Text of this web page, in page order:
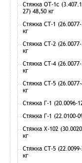
Стяжка ОТ-1с
27) 48,50 кг
Стяжка СТ-1
кг
Стяжка СТ-2
кг
Стяжка СТ-4
кг
Стяжка СТ-5
кг
Стяжка Г-1 (20.0096-
Стяжка Г-1 (22.0100-
Стяжка Х-102
кг
Стяжка СТ-5
кг